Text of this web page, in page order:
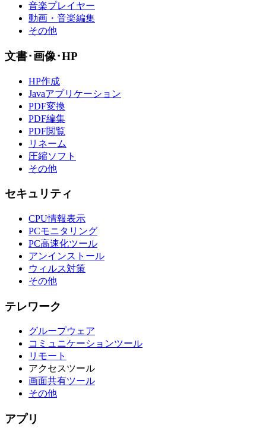
音楽プレイヤー
動画・音楽編集
その他
文書･画像･HP
HP作成
Javaアプリケーション
PDF変換
PDF編集
PDF閲覧
リネーム
圧縮ソフト
その他
セキュリティ
CPU情報表示
PCモニタリング
PC高速化ツール
アンインストール
ウィルス対策
その他
テレワーク
グループウェア
コミュニケーションツール
リモート
アクセスツール
画面共有ツール
その他
アプリ